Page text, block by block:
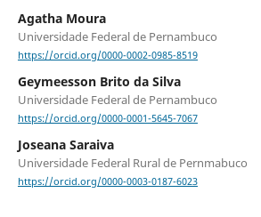
Agatha Moura
Universidade Federal de Pernambuco
https://orcid.org/0000-0002-0985-8519
Geymeesson Brito da Silva
Universidade Federal de Pernambuco
https://orcid.org/0000-0001-5645-7067
Joseana Saraiva
Universidade Federal Rural de Pernmabuco
https://orcid.org/0000-0003-0187-6023